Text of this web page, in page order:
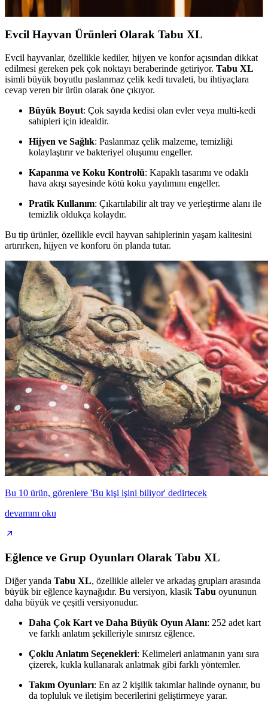
Evcil Hayvan Ürünleri Olarak Tabu XL
Evcil hayvanlar, özellikle kediler, hijyen ve konfor açısından dikkat
edilmesi gereken pek çok noktayı beraberinde getiriyor. Tabu XL
isimli büyük boyutlu paslanmaz çelik kedi tuvaleti, bu ihtiyaçlara
cevap veren bir ürün olarak öne çıkıyor.
Büyük Boyut: Çok sayıda kedisi olan evler veya multi-kedi
sahipleri için idealdir.
Hijyen ve Sağlık: Paslanmaz çelik malzeme, temizliği
kolaylaştırır ve bakteriyel oluşumu engeller.
Kapanma ve Koku Kontrolü: Kapaklı tasarımı ve odaklı
hava akışı sayesinde kötü koku yayılımını engeller.
Pratik Kullanım: Çıkartılabilir alt tray ve yerleştirme alanı ile
temizlik oldukça kolaydır.
Bu tip ürünler, özellikle evcil hayvan sahiplerinin yaşam kalitesini
artırırken, hijyen ve konforu ön planda tutar.
Bu 10 ürün, görenlere 'Bu kişi işini biliyor' dedirtecek
devamını oku
Eğlence ve Grup Oyunları Olarak Tabu XL
Diğer yanda Tabu XL, özellikle aileler ve arkadaş grupları arasında
büyük bir eğlence kaynağıdır. Bu versiyon, klasik Tabu oyununun
daha büyük ve çeşitli versiyonudur.
Daha Çok Kart ve Daha Büyük Oyun Alanı: 252 adet kart
ve farklı anlatım şekilleriyle sınırsız eğlence.
Çoklu Anlatım Seçenekleri: Kelimeleri anlatmanın yanı sıra
çizerek, kukla kullanarak anlatmak gibi farklı yöntemler.
Takım Oyunları: En az 2 kişilik takımlar halinde oynanır, bu
da topluluk ve iletişim becerilerini geliştirmeye yarar.